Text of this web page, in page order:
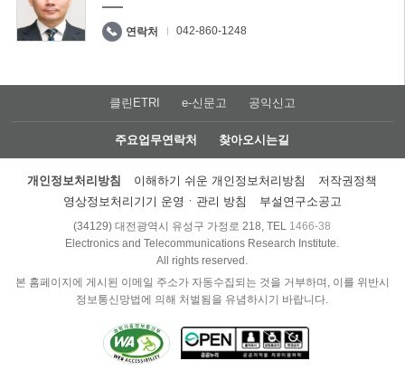
연락처 042-860-1248
클린ETRI e-신문고 공익신고
주요업무연락처 찾아오시는길
개인정보처리방침 이해하기 쉬운 개인정보처리방침
저작권정책
영상정보처리기기 운영ㆍ관리 방침
부설연구소공고
(34129) 대전광역시 유성구 가정로 218, TEL 1466-38
Electronics and Telecommunications Research Institute.
All rights reserved.
본 홈페이지에 게시된 이메일 주소가 자동수집되는 것을 거부하며, 이를 위반시
정보통신망법에 의해 처벌됨을 유념하시기 바랍니다.